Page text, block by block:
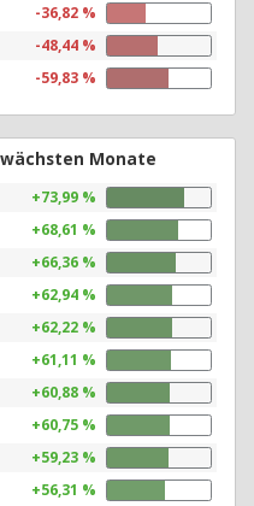
-36,82 %
-48,44 %
-59,83 %
Monate
+73,99 %
+68,61 %
+66,36 %
+62,94 %
+62,22 %
+61,11 %
+60,88 %
+60,75 %
+59,23 %
+56,31 %